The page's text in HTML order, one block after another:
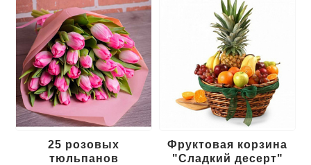
25 розовых
тюльпанов
Фруктовая корзина
"Сладкий десерт"